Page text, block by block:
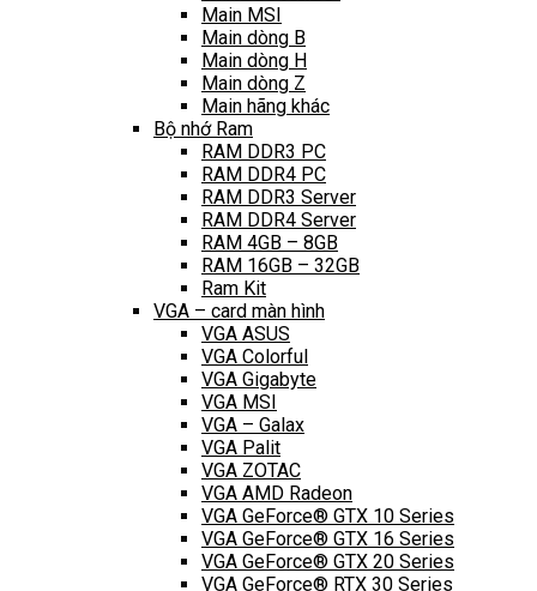
Main MSI
Main dòng B
Main dòng H
Main dòng Z
Main hãng khác
Bộ nhớ Ram
RAM DDR3 PC
RAM DDR4 PC
RAM DDR3 Server
RAM DDR4 Server
RAM 4GB – 8GB
RAM 16GB – 32GB
Ram Kit
VGA – card màn hình
VGA ASUS
VGA Colorful
VGA Gigabyte
VGA MSI
VGA – Galax
VGA Palit
VGA ZOTAC
VGA AMD Radeon
VGA GeForce® GTX 10 Series
VGA GeForce® GTX 16 Series
VGA GeForce® GTX 20 Series
VGA GeForce® RTX 30 Series